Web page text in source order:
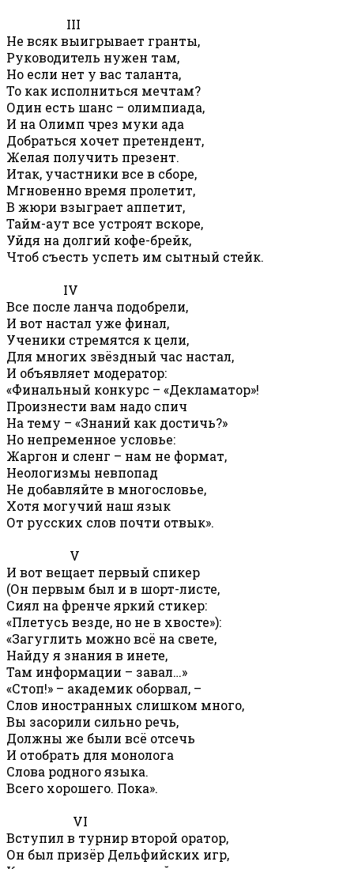
III
Не всяк выигрывает гранты,
Руководитель нужен там,
Но если нет у вас таланта,
То как исполниться мечтам?
Один есть шанс – олимпиада,
И на Олимп чрез муки ада
Добраться хочет претендент,
Желая получить презент.
Итак, участники все в сборе,
Мгновенно время пролетит,
В жюри взыграет аппетит,
Тайм-аут все устроят вскоре,
Уйдя на долгий кофе-брейк,
Чтоб съесть успеть им сытный стейк.
IV
Все после ланча подобрели,
И вот настал уже финал,
Ученики стремятся к цели,
Для многих звёздный час настал,
И объявляет модератор:
«Финальный конкурс – «Декламатор»!
Произнести вам надо спич
На тему – «Знаний как достичь?»
Но непременное условье:
Жаргон и сленг – нам не формат,
Неологизмы невпопад
Не добавляйте в многословье,
Хотя могучий наш язык
От русских слов почти отвык».
V
И вот вещает первый спикер
(Он первым был и в шорт-листе,
Сиял на френче яркий стикер:
«Плетусь везде, но не в хвосте»):
«Загуглить можно всё на свете,
Найду я знания в инете,
Там информации – завал…»
«Стоп!» – академик оборвал, –
Слов иностранных слишком много,
Вы засорили сильно речь,
Должны же были всё отсечь
И отобрать для монолога
Слова родного языка.
Всего хорошего. Пока».
VI
Вступил в турнир второй оратор,
Он был призёр Дельфийских игр,